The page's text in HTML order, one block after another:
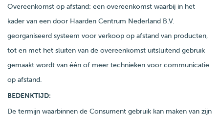
Overeenkomst op afstand: een overeenkomst waarbij in het
kader van een door Haarden Centrum Nederland B.V.
georganiseerd systeem voor verkoop op afstand van producten,
tot en met het sluiten van de overeenkomst uitsluitend gebruik
gemaakt wordt van één of meer technieken voor communicatie
op afstand.
BEDENKTIJD:
De termijn waarbinnen de Consument gebruik kan maken van zijn